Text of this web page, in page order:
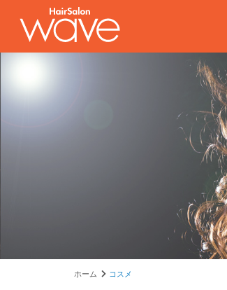
ホーム コスメ